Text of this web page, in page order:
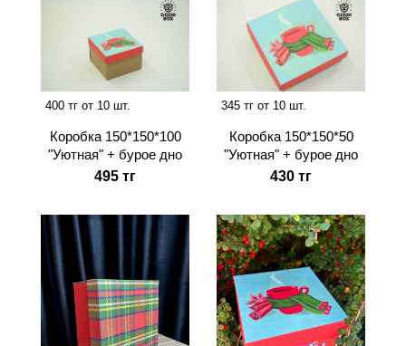
400 тг от 10 шт.
Коробка 150*150*100
"Уютная" + бурое дно
495 тг
345 тг от 10 шт.
Коробка 150*150*50
"Уютная" + бурое дно
430 тг